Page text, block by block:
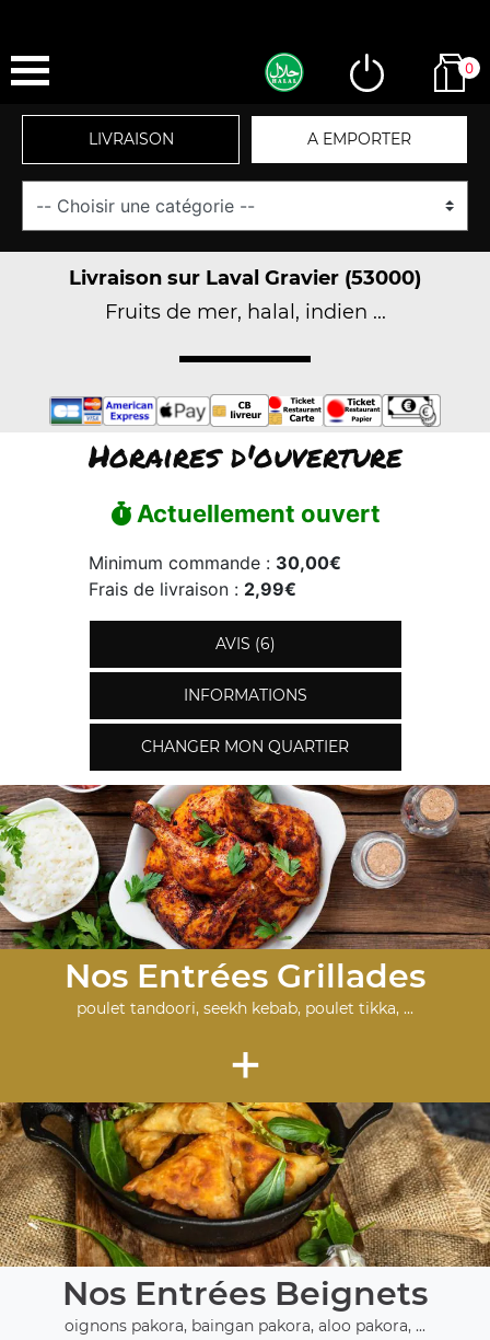
0
LIVRAISON A EMPORTER
Livraison sur Laval Gravier (53000)
Fruits de mer, halal, indien ...
Horaires d'ouverture
Actuellement ouvert
Minimum commande : 30,00€
Frais de livraison : 2,99€
AVIS (6)
INFORMATIONS
CHANGER MON QUARTIER
Nos Entrées Grillades
poulet tandoori, seekh kebab, poulet tikka, ...
+
Nos Entrées Beignets
oignons pakora, baingan pakora, aloo pakora, ...